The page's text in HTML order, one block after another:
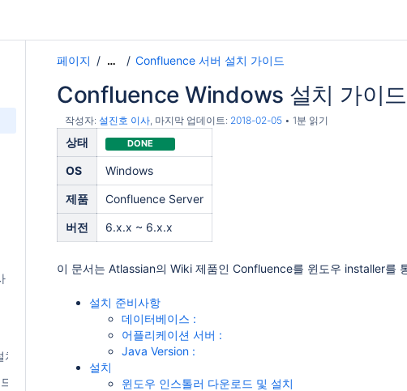
용하는 포트
가이드
페이지 … Confluence 서버 설치 가이드
Confluence Windows 설치 가이드
작성자: 설진호 이사, 마지막 업데이트: 2018-02-05 1분 읽기
상태 DONE
OS Windows
제품 Confluence Server
버전 6.x.x ~ 6.x.x
이 문서는 Atlassian의 Wiki 제품인 Confluence를 윈도우 installer를
설치 준비사항
데이터베이스 :
어플리케이션 서버 :
Java Version :
설치
윈도우 인스톨러 다운로드 및 설치